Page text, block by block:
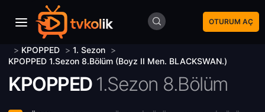
OTURUM AÇ
> KPOPPED > 1. Sezon >
KPOPPED 1.Sezon 8.Bölüm (Boyz II Men. BLACKSWAN.)
KPOPPED 1.Sezon 8.Bölüm